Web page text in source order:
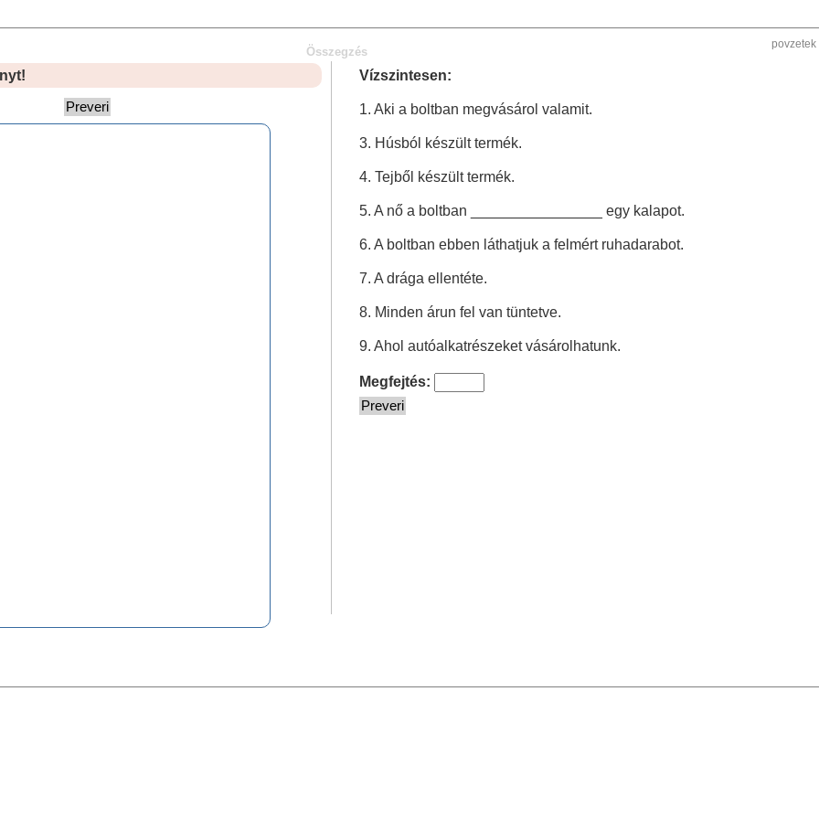
povzetek
Összegzés
Vízszintesen:
1. Aki a boltban megvásárol valamit.
3. Húsból készült termék.
4. Tejből készült termék.
5. A nő a boltban ________________ egy kalapot.
6. A boltban ebben láthatjuk a felmért ruhadarabot.
7. A drága ellentéte.
8. Minden árun fel van tüntetve.
9. Ahol autóalkatrészeket vásárolhatunk.
Megfejtés: